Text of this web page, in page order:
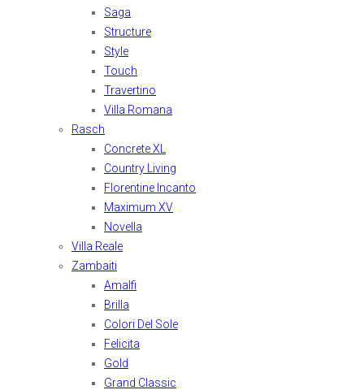
Saga
Structure
Style
Touch
Travertino
Villa Romana
Rasch
Concrete XL
Country Living
Florentine Incanto
Maximum XV
Novella
Villa Reale
Zambaiti
Amalfi
Brilla
Colori Del Sole
Felicita
Gold
Grand Classic